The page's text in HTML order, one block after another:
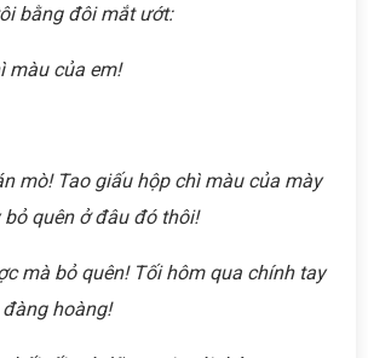
bằng đôi mắt ướt:
màu của em!
mò! Tao giấu hộp chì màu của mày
quên ở đâu đó thôi!
mà bỏ quên! Tối hôm qua chính tay
hoàng!